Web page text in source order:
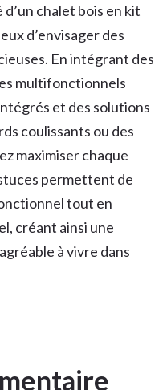
chalet bois en kit
d’envisager des
En intégrant des
multifonctionnels
et des solutions
coulissants ou des
maximiser chaque
permettent de
tout en
créant ainsi une
à vivre dans